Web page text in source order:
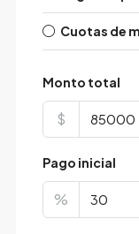
Cuotas de
Monto total
$
Pago inicial
%